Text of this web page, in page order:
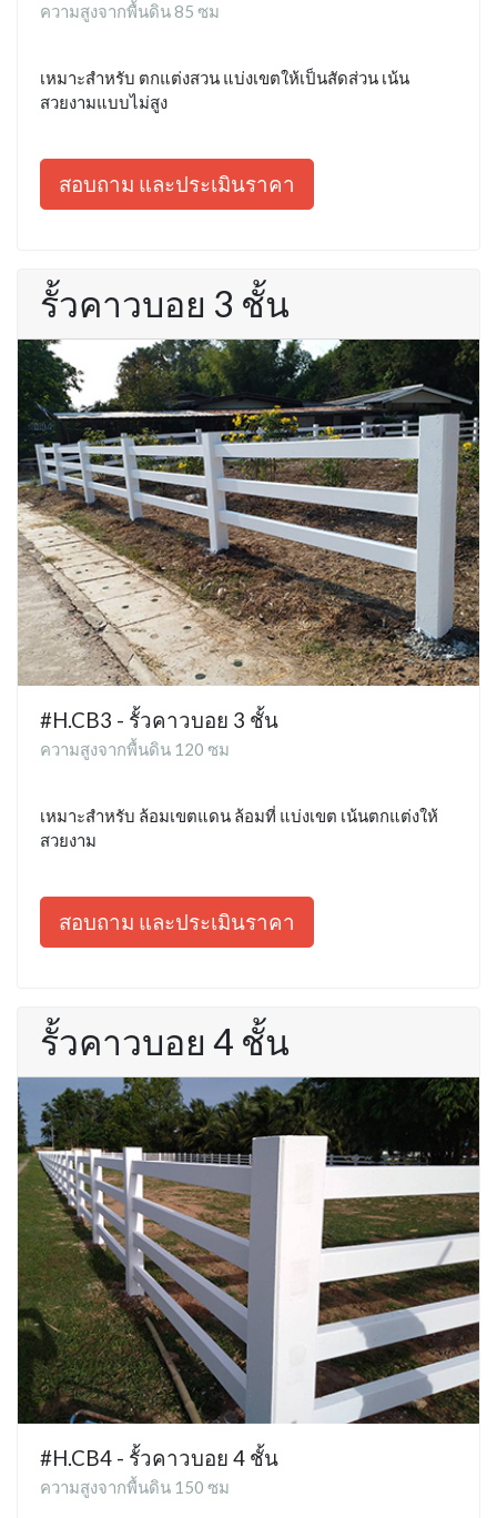
ความสูงจากพื้นดิน 85 ซม
เหมาะสำหรับ ตกแต่งสวน แบ่งเขตให้เป็นสัดส่วน เน้น
สวยงามแบบไม่สูง
สอบถาม และประเมินราคา
รั้วคาวบอย 3 ชั้น
#H.CB3 - รั้วคาวบอย 3 ชั้น
ความสูงจากพื้นดิน 120 ซม
เหมาะสำหรับ ล้อมเขตแดน ล้อมที่ แบ่งเขต เน้นตกแต่งให้
สวยงาม
สอบถาม และประเมินราคา
รั้วคาวบอย 4 ชั้น
#H.CB4 - รั้วคาวบอย 4 ชั้น
ความสูงจากพื้นดิน 150 ซม